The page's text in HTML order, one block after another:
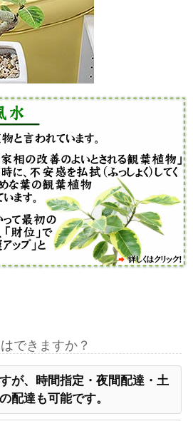
できますか？
が、時間指定・夜間配達・土
配達も可能です。